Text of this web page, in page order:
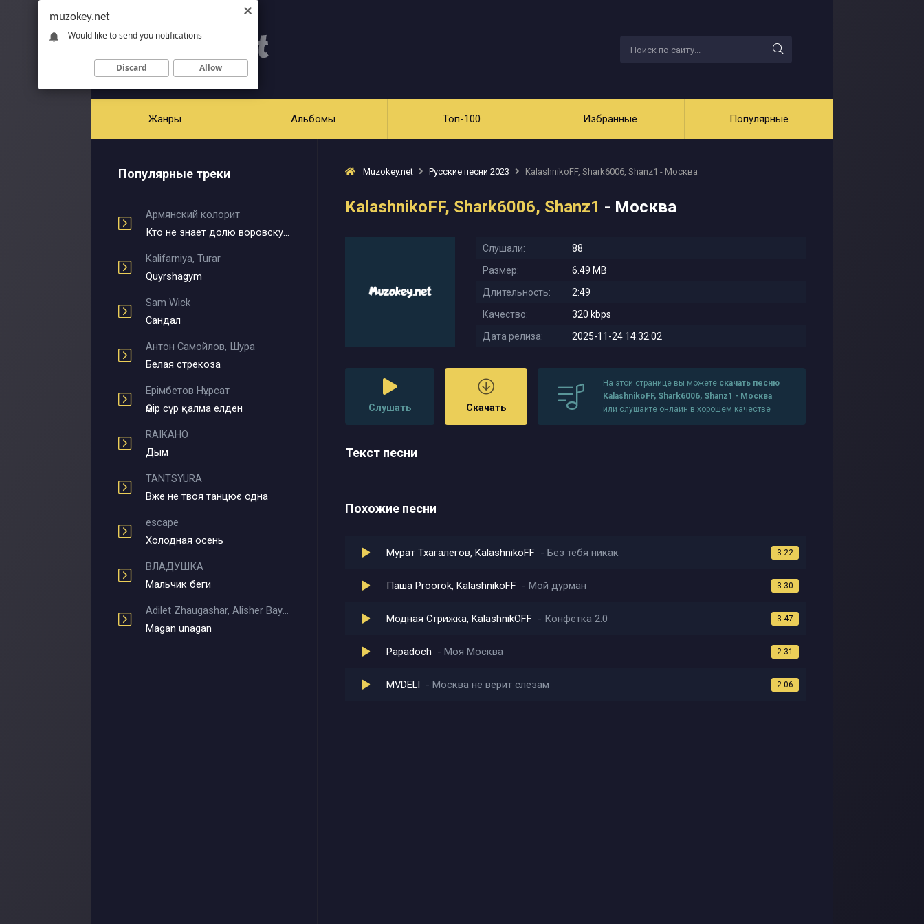
Жанры Альбомы Топ-100 Избранные Популярные
Популярные треки
Армянский колорит
Кто не знает долю воровскую
Kalifarniya, Turar
Quyrshagym
Sam Wick
Сандал
Антон Самойлов, Шура
Белая стрекоза
Ерімбетов Нұрсат
Өмір сүр қалма елден
RAIKAHO
Дым
TANTSYURA
Вже не твоя танцює одна
escape
Холодная осень
ВЛАДУШКА
Мальчик беги
Adilet Zhaugashar, Alisher Bayniyazov
Magan unagan
Muzokey.net Русские песни 2023 KalashnikoFF, Shark6006, Shanz1 - Москва
KalashnikoFF, Shark6006, Shanz1 - Москва
Слушали:
88
Размер:
6.49 MB
Длительность:
2:49
Качество:
320 kbps
Дата релиза:
2025-11-24 14:32:02
Слушать Скачать
На этой странице вы можете скачать песню
KalashnikoFF, Shark6006, Shanz1 - Москва
или слушайте онлайн в хорошем качестве
Текст песни
Похожие песни
Мурат Тхагалегов, KalashnikoFF Без тебя никак 3:22
Паша Proorok, KalashnikoFF Мой дурман 3:30
Модная Стрижка, KalashnikOFF Конфетка 2.0 3:47
Papadoch Моя Москва 2:31
MVDELI Москва не верит слезам 2:06
muzokey.net
Would like to send you notifications
Discard Allow